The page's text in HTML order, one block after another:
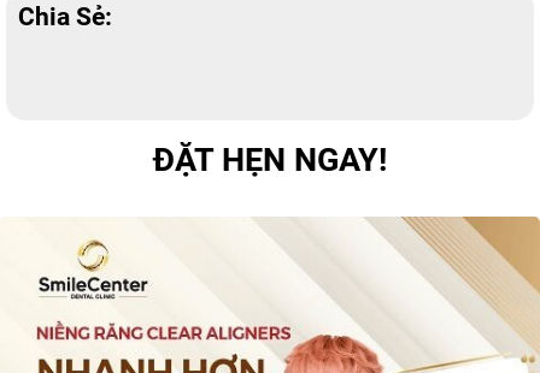
Chia Sẻ:
ĐẶT HẸN NGAY!